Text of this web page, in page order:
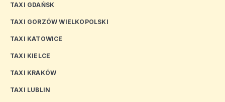
TAXI GDAŃSK
TAXI GORZÓW WIELKOPOLSKI
TAXI KATOWICE
TAXI KIELCE
TAXI KRAKÓW
TAXI LUBLIN